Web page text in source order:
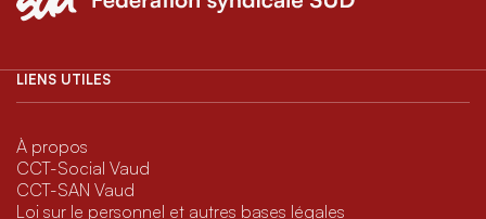
LIENS UTILES
À propos
CCT-Social Vaud
CCT-SAN Vaud
Loi sur le personnel et autres bases légales